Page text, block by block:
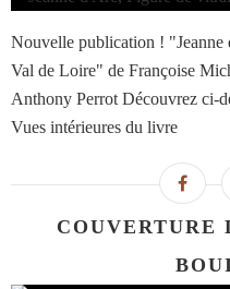
Nouvelle publication !
Val de Loire" de Françoise
Anthony Perrot Découvrez ci-
Vues intérieures du livre